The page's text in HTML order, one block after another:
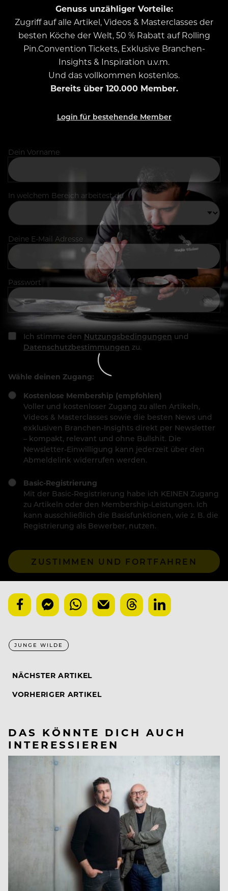
Genuss unzähliger Vorteile:
Zugriff auf alle Artikel, Videos & Masterclasses der
besten Köche der Welt, 50 % Rabatt auf Rolling
Pin.Convention Tickets, Exklusive Branchen-
Insights & Inspiration u.v.m.
Und das vollkommen kostenlos.
Bereits über 120.000 Member.
Login für bestehende Member
Dein Vorname
In welchem Bereich arbeitest du
Deine E-Mail Adresse
Passwort
Ich stimme den Nutzungsbedingungen und
Datenschutzbestimmungen zu.
Wähle deinen Zugang:
Kostenlose Membership (empfohlen)
Voller und kostenloser Zugang zu allen Artikeln,
Videos & Masterclasses sowie die besten News und
exklusiven Branchen-Insights direkt per Newsletter
– kompakt, relevant und ohne Bullshit. Die
Newsletter-Einwilligung kann jederzeit über den
Abmeldelink widerrufen werden.
Basic-Registrierung
Mit der Basic-Registrierung habe ich KEINEN Zugang
zu Artikeln oder den Membership-Leistungen. Ich
kann ausschließlich die Basisfunktionen, wie z. B. die
Registrierung als Bewerber, nutzen.
ZUSTIMMEN UND FORTFAHREN
JUNGE WILDE
NÄCHSTER ARTIKEL
VORHERIGER ARTIKEL
DAS KÖNNTE DICH AUCH
INTERESSIEREN